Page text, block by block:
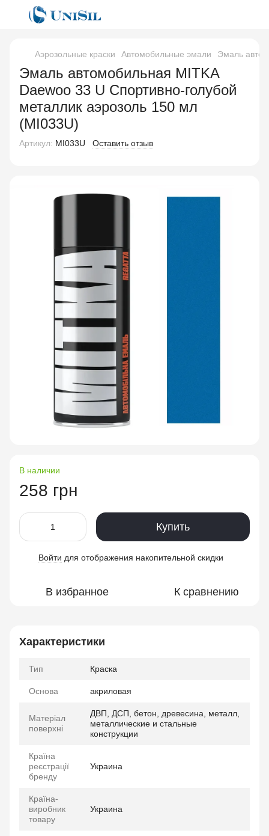
Аэрозольные краски Автомобильные эмали Эмаль
Эмаль автомобильная MITKA
Daewoo 33 U Спортивно-голубой
металлик аэрозоль 150 мл
(MI033U)
Артикул: MI033U Оставить отзыв
В наличии
258 грн
Купить
Войти для отображения накопительной скидки
В избранное К сравнению
Характеристики
Тип Краска
Основа акриловая
Матеріал
поверхні
ДВП, ДСП, бетон, древесина, металл,
металлические и стальные
конструкции
Країна
реєстрації
бренду
Украина
Країна-
виробник
товару
Украина